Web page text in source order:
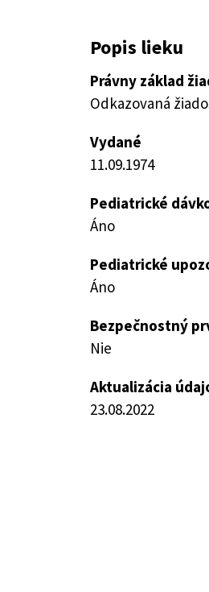
Popis lieku
Právny základ
Odkazovaná
Vydané
11.09.1974
Pediatrické
Áno
Pediatrické
Áno
Bezpečnostný
Nie
Aktualizácia
23.08.2022